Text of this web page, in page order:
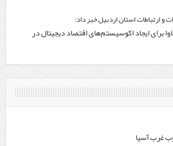
و ارتباطات استان اردبیل خبر داد:
برای ایجاد اکوسیستم‌های اقتصاد دیجیتال در
غرب آسیا